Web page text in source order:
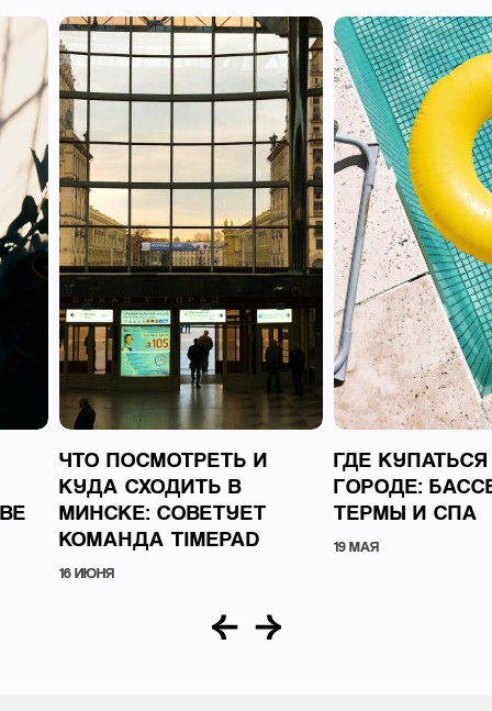
ЧТО ПОСМОТРЕТЬ И
КУДА СХОДИТЬ В
МИНСКЕ: СОВЕТУЕТ
КОМАНДА TIMEPAD
16 ИЮНЯ
ГДЕ
ГОРОДЕ:
ТЕРМЫ И СПА
19 МАЯ